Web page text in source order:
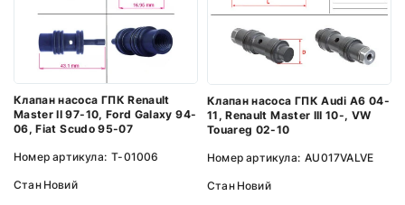
Клапан насоса ГПК Renault
Master II 97-10, Ford Galaxy 94-
06, Fiat Scudo 95-07
Номер артикула: T-01006
Стан Новий
Клапан насоса ГПК Audi A6 04-
11, Renault Master III 10-, VW
Touareg 02-10
Номер артикула: AU017VALVE
Стан Новий